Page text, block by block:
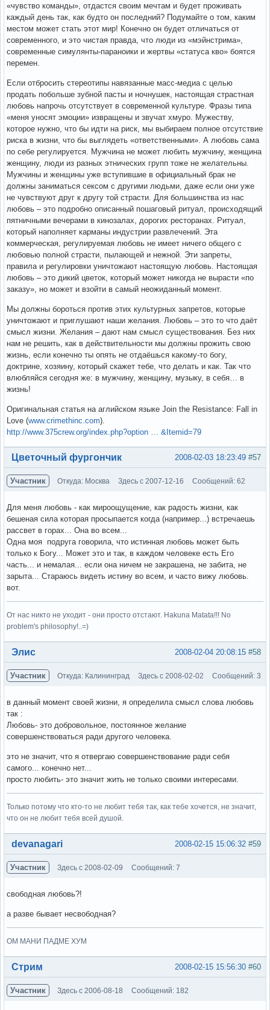
«чувство команды», отдастся своим мечтам и будет проживать
каждый день так, как будто он последний? Подумайте о том, каким
местом может стать этот мир! Конечно он будет отличаться от
современного, и это чистая правда, что люди из «мэйнстрима»,
современные симулянты-параноики и жертвы «статуса кво» боятся
перемен.
Если отбросить стереотипы навязанные масс-медиа с целью
продать побольше зубной пасты и ночнушек, настоящая страстная
любовь напрочь отсутствует в современной культуре. Фразы типа
«меня уносят эмоции» извращены и звучат хмуро. Мужеству,
которое нужно, что бы идти на риск, мы выбираем полное отсутствие
риска в жизни, что бы выглядеть «ответственными». А любовь сама
по себе регулируется. Мужчина не может любить мужчину, женщина
женщину, люди из разных этнических групп тоже не желательны.
Мужчины и женщины уже вступившие в официальный брак не
должны заниматься сексом с другими людьми, даже если они уже
не чувствуют друг к другу той страсти. Для большинства из нас
любовь – это подробно описанный пошаговый ритуал, происходящий
пятничными вечерами в кинозалах, дорогих ресторанах. Ритуал,
который наполняет карманы индустрии развлечений. Эта
коммерческая, регулируемая любовь не имеет ничего общего с
любовью полной страсти, пылающей и нежной. Эти запреты,
правила и регулировки уничтожают настоящую любовь. Настоящая
любовь – это дикий цветок, который может никогда не вырасти «по
заказу», но может и взойти в самый неожиданный момент.
Мы должны бороться против этих культурных запретов, которые
уничтожают и приглушают наши желания. Любовь – это то что даёт
смысл жизни. Желания – дают нам смысл существования. Без них
нам не решить, как в действительности мы должны прожить свою
жизнь, если конечно ты опять не отдаёшься какому-то богу,
доктрине, хозяину, который скажет тебе, что делать и как. Так что
влюбляйся сегодня же: в мужчину, женщину, музыку, в себя… в
жизнь!
Оригинальная статья на аглийском языке Join the Resistance: Fall in
Love (www.crimethinc.com).
http://www.375crew.org/index.php?option … &Itemid=79
Вне форума #57
2008-02-03 18:23:49
Цветочный фургончик
Участник Откуда: Москва Здесь с 2007-12-16 Сообщений: 62
Для меня любовь - как мироощущение, как радость жизни, как
бешеная сила которая просыпается когда (например...) встречаешь
рассвет в горах... Она во всем...
Одна моя подруга говорила, что истинная любовь может быть
только к Богу... Может это и так, в каждом человеке есть Его
часть... и немалая... если она ничем не закрашена, не забита, не
зарыта... Стараюсь видеть истину во всем, и часто вижу любовь.
вот.
От нас никто не уходит - они просто отстают. Hakuna Matata!!! No
problem's philosophy!..=)
Вне форума #58
2008-02-04 20:08:15
Элис
Участник Откуда: Калининград Здесь с 2008-02-02 Сообщений: 3
в данный момент своей жизни, я определила смысл слова любовь
так :
Любовь- это добровольное, постоянное желание
совершенствоваться ради другого человека.
это не значит, что я отвергаю совершенствование ради себя
самого... конечно нет...
просто любить- это значит жить не только своими интересами.
Только потому что кто-то не любит тебя так, как тебе хочется, не значит,
что он не любит тебя всей душой.
Вне форума #59
2008-02-15 15:06:32
devanagari
Участник Здесь с 2008-02-09 Сообщений: 7
свободная любовь?!
а разве бывает несвободная?
ОМ МАНИ ПАДМЕ ХУМ
Вне форума #60
2008-02-15 15:56:30
Стрим
Участник Здесь с 2006-08-18 Сообщений: 182